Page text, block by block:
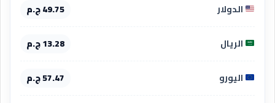
الدولار 49.75 ج.م
الريال 13.28 ج.م
اليورو 57.47 ج.م